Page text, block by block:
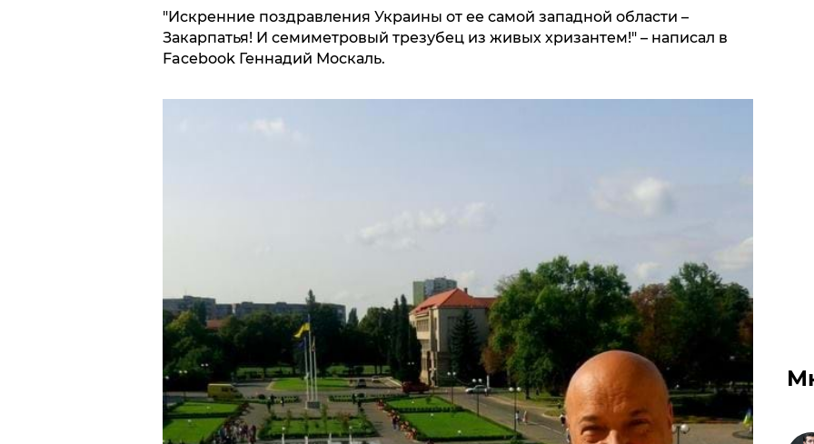
"Искренние поздравления Украины от ее самой западной области –
Закарпатья! И семиметровый трезубец из живых хризантем!" – написал в
Facebook Геннадий Москаль.